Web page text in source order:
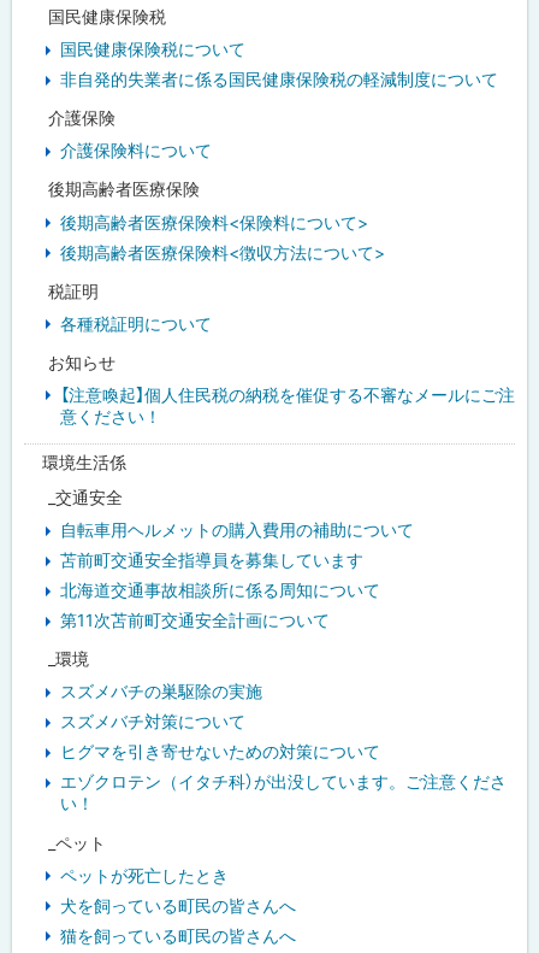
国民健康保険税
国民健康保険税について
非自発的失業者に係る国民健康保険税の軽減制度について
介護保険
介護保険料について
後期高齢者医療保険
後期高齢者医療保険料<保険料について>
後期高齢者医療保険料<徴収方法について>
税証明
各種税証明について
お知らせ
【注意喚起】個人住民税の納税を催促する不審なメールにご注
意ください！
環境生活係
_交通安全
自転車用ヘルメットの購入費用の補助について
苫前町交通安全指導員を募集しています
北海道交通事故相談所に係る周知について
第11次苫前町交通安全計画について
_環境
スズメバチの巣駆除の実施
スズメバチ対策について
ヒグマを引き寄せないための対策について
エゾクロテン（イタチ科）が出没しています。ご注意くださ
い！
_ペット
ペットが死亡したとき
犬を飼っている町民の皆さんへ
猫を飼っている町民の皆さんへ